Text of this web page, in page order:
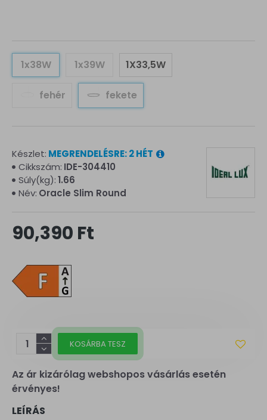
Az ár kizárólag webshopos vásárlás esetén
érvényes!
1x38W 1x39W 1X33,5W
fehér fekete
90,390 Ft
Készlet: MEGRENDELÉSRE: 2 HÉT
Cikkszám: IDE-304410
Súly(kg):1.66
Név: Oracle Slim Round
KOSÁRBA TESZ
LEÍRÁS